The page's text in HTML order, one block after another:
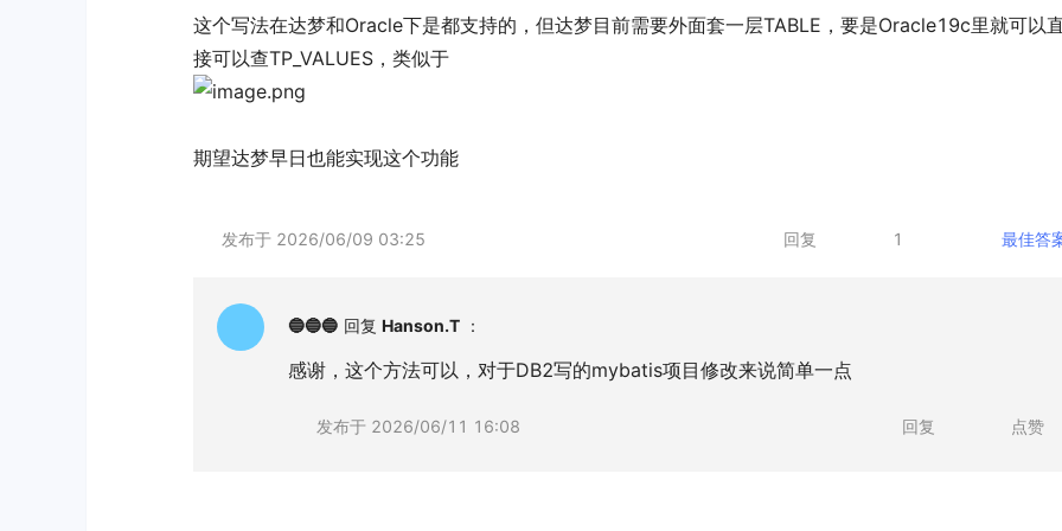
这个写法在达梦和Oracle下是都支持的，但达梦目前需要外面套一层TABLE，要是Oracle19c里就可以
接可以查TP_VALUES，类似于
期望达梦早日也能实现这个功能
发布于 2026/06/09 03:25 回复 1 最佳答
🔵🔵🔵 回复 Hanson.T ：
感谢，这个方法可以，对于DB2写的mybatis项目修改来说简单一点
发布于 2026/06/11 16:08 回复 点赞